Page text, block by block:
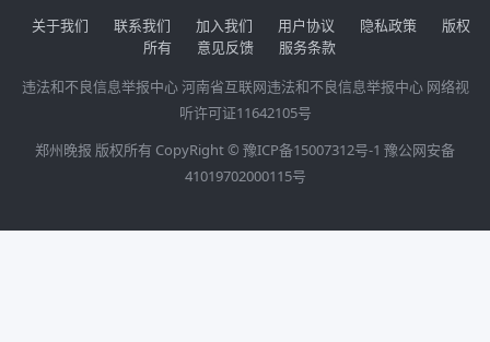
关于我们 联系我们 加入我们 用户协议 隐私政策
版权
所有
意见反馈
服务条款
违法和不良信息举报中心河南省互联网违法和不良信息举报中心 网络视
听许可证11642105号
郑州晚报 版权所有 CopyRight © 豫ICP备15007312号-1 豫公网安备
41019702000115号